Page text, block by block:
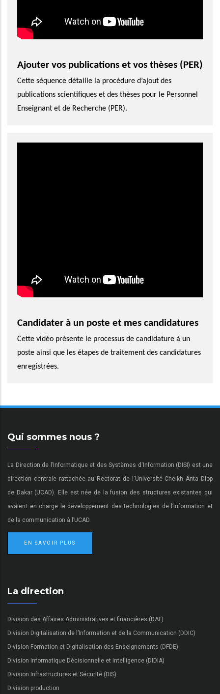
Ajouter vos publications et vos thèses (PER)
Cette séquence détaille la procédure d’ajout des
publications scientifiques et des thèses pour le Personnel
Enseignant et de Recherche (PER).
Candidater à un poste et mes candidatures
Cette vidéo présente le processus de candidature à un
poste ainsi que les étapes de traitement des candidatures
enregistrées.
Qui sommes nous ?
La Direction de l’Informatique et des Systèmes d'Information (DISI) est une
direction centrale rattachée au Rectorat de l'Université Cheikh Anta Diop
de Dakar (UCAD). Elle est née de la fusion des structures existantes qui
avaient en charge le développement des technologies de l’information et
de la communication à l’UCAD.
EN SAVOIR PLUS
La direction
Division des Affaires Administratives et financières (DAF)
Division Digitalisation de l’Information et de la Communication (DDIC)
Division Formation et Digitalisation des Enseignements (DFDE)
Division Informatique Décisionnelle et Intelligence (DIDIA)
Division Infrastructures et Sécurité (DIS)
Division production